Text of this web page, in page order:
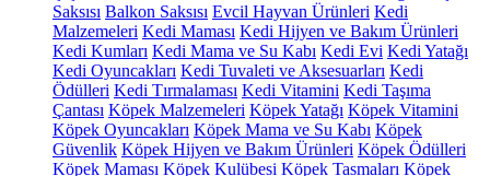
Saksısı Balkon Saksısı Evcil Hayvan Ürünleri Kedi
Malzemeleri Kedi Maması Kedi Hijyen ve Bakım Ürünleri
Kedi Kumları Kedi Mama ve Su Kabı Kedi Evi Kedi Yatağı
Kedi Oyuncakları Kedi Tuvaleti ve Aksesuarları Kedi
Ödülleri Kedi Tırmalaması Kedi Vitamini Kedi Taşıma
Çantası Köpek Malzemeleri Köpek Yatağı Köpek Vitamini
Köpek Oyuncakları Köpek Mama ve Su Kabı Köpek
Güvenlik Köpek Hijyen ve Bakım Ürünleri Köpek Ödülleri
Köpek Maması Köpek Kulübesi Köpek Tasmaları Köpek